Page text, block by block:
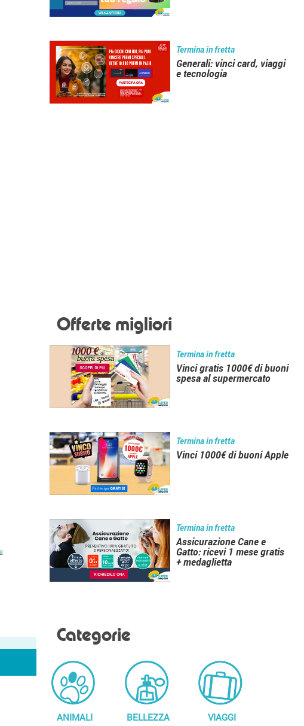
Termina in fretta
Generali: vinci card, viaggi
e tecnologia
Offerte migliori
Termina in fretta
Vinci gratis 1000€ di buoni
spesa al supermercato
Termina in fretta
Vinci 1000€ di buoni Apple
Termina in fretta
Assicurazione Cane e
Gatto: ricevi 1 mese gratis
+ medaglietta
Categorie
ANIMALI BELLEZZA VIAGGI